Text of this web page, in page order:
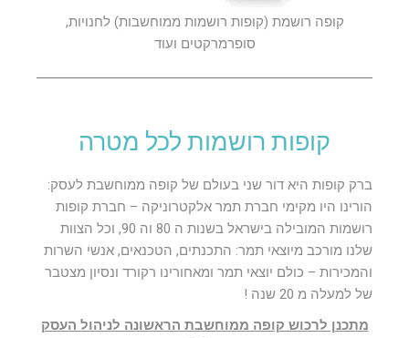
קופה רושמת (קופות רושמות ממוחשבות) לחנויות,
סופרמרקטים ועוד
קופות רושמות לכל מטרה
ברק קופות היא דור שני בעולם של קופה ממוחשבת לעסק:
הורינו היו מקימי חברת תמר אלקטרוניקה – חברת קופות
רושמות המובילה בישראל בשנות ה 80 וה 90, וכל הצוות
שלנו מורכב מיוצאי תמר: התכנתים, הטכנאים, אנשי השרות
והמכירות – כולם יוצאי תמר ומאחורינו רקורד ונסיון מצטבר
של למעלה מ 20 שנה !
מתכנן לרכוש קופה ממוחשבת הראשונה לניהול העסק